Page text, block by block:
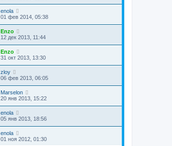
enola
01 фев 2014, 05:38
Enzo
12 дек 2013, 11:44
Enzo
31 окт 2013, 13:30
zloy
06 фев 2013, 06:05
Marselon
20 янв 2013, 15:22
enola
05 янв 2013, 18:56
enola
01 ноя 2012, 01:30